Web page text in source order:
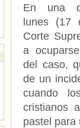
En una
lunes (17
Corte
a
del caso,
de un
cuando
cristianos
pastel para